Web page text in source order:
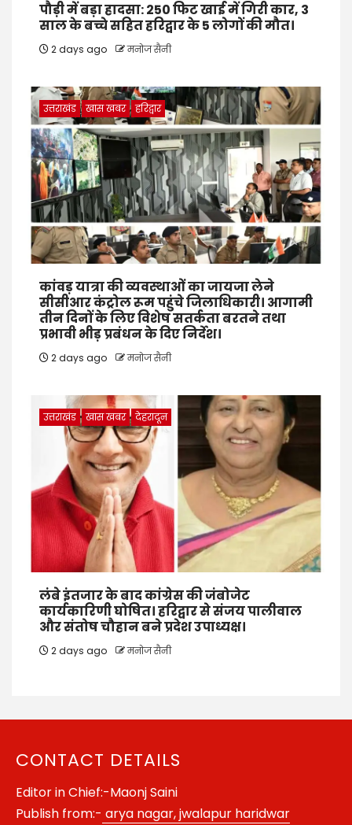
पौड़ी में बड़ा हादसा: 250 फिट खाई में गिरी कार, 3
साल के बच्चे सहित हरिद्वार के 5 लोगों की मौत।
2 days ago मनोज सैनी
उत्तराखंड खास खबर हरिद्वार
कांवड़ यात्रा की व्यवस्थाओं का जायजा लेने
सीसीआर कंट्रोल रूम पहुंचे जिलाधिकारी। आगामी
तीन दिनों के लिए विशेष सतर्कता बरतने तथा
प्रभावी भीड़ प्रबंधन के दिए निर्देश।
2 days ago मनोज सैनी
उत्तराखंड खास खबर देहरादून
लंबे इंतजार के बाद कांग्रेस की जंबोजेट
कार्यकारिणी घोषित। हरिद्वार से संजय पालीवाल
और संतोष चौहान बने प्रदेश उपाध्यक्ष।
2 days ago मनोज सैनी
CONTACT DETAILS
Editor in Chief:-Maonj Saini
Publish from:- arya nagar, jwalapur haridwar